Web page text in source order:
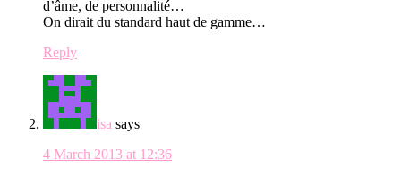
d’âme, de personnalité…
On dirait du standard haut de gamme…
Reply
isa says
4 March 2013 at 12:36